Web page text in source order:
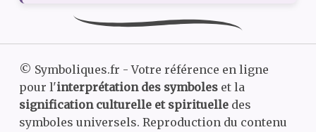
© Symboliques.fr - Votre référence en ligne
pour l'interprétation des symboleset la
signification culturelle et spirituelledes
symboles universels. Reproduction du contenu